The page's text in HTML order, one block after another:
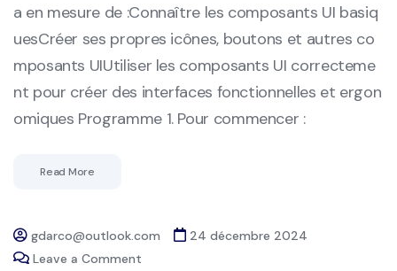
a en mesure de :Connaître les composants UI basiq
uesCréer ses propres icônes, boutons et autres co
mposants UIUtiliser les composants UI correcteme
nt pour créer des interfaces fonctionnelles et ergon
omiques Programme 1. Pour commencer :
Read More
gdarco@outlook.com
24 décembre 2024
Leave a Comment